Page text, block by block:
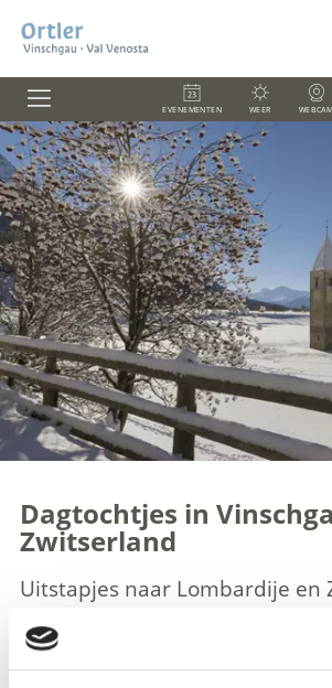
EVENEMENTEN WEER WEBCAM
Dagtochtjes in
Zwitserland
Uitstapjes naar Lombardije en
Hier vindt u informatie over de vele